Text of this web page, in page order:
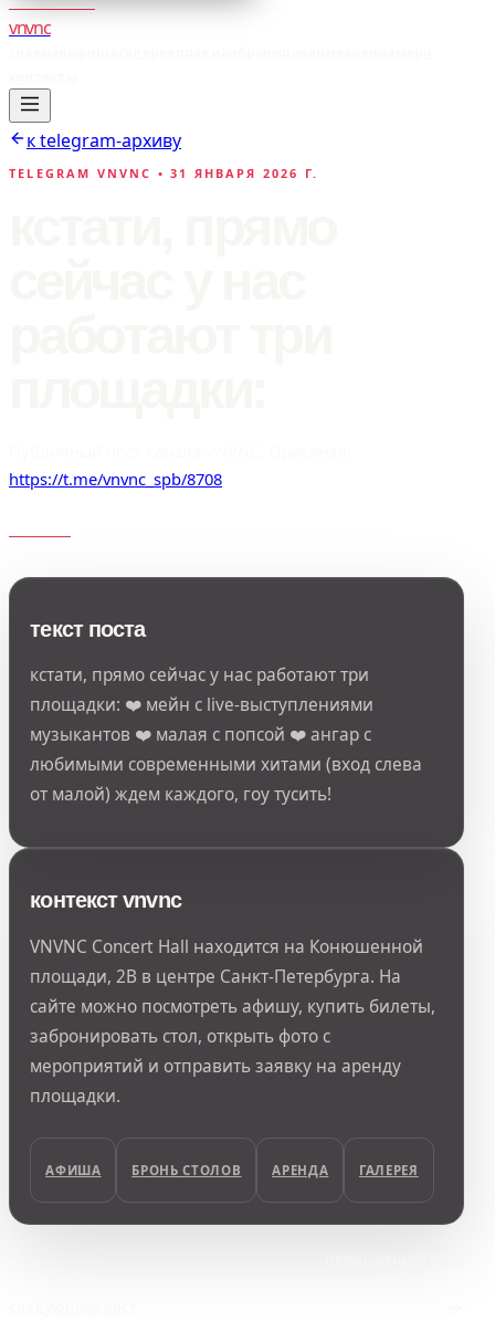
vnvnc
к telegram-архиву
TELEGRAM VNVNC • 31 ЯНВАРЯ 2026 Г.
https://t.me/vnvnc_spb/8708
текст поста
кстати, прямо сейчас у нас работают три
площадки: ❤️ мейн с live-выступлениями
музыкантов ❤️ малая с попсой ❤️ ангар с
любимыми современными хитами (вход слева
от малой) ждем каждого, гоу тусить!
контекст vnvnc
VNVNC Concert Hall находится на Конюшенной
площади, 2В в центре Санкт-Петербурга. На
сайте можно посмотреть афишу, купить билеты,
забронировать стол, открыть фото с
мероприятий и отправить заявку на аренду
площадки.
АФИША БРОНЬ СТОЛОВ АРЕНДА ГАЛЕРЕЯ